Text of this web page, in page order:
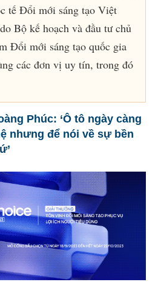
tế Đổi mới sáng tạo Việt
Bộ kế hoạch và đầu tư chủ
Đổi mới sáng tạo quốc gia
các đơn vị uy tín, trong đó
Phúc: ‘Ô tô ngày càng
nhưng để nói về sự bền